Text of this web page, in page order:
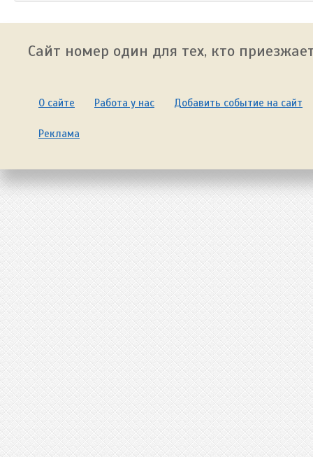
Сайт номер один для тех, кто
О сайте Работа у нас Добавить событие на сайт
Реклама